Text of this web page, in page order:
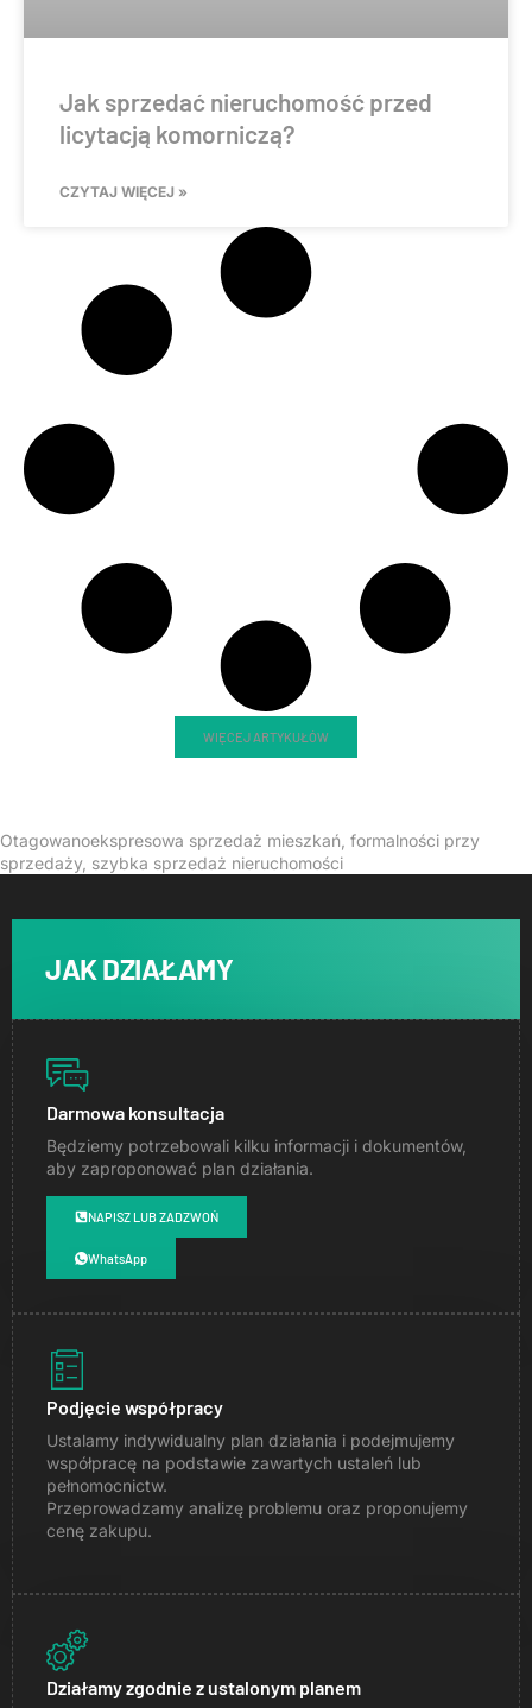
Jak sprzedać nieruchomość przed
licytacją komorniczą?
CZYTAJ WIĘCEJ »
WIĘCEJ ARTYKUŁÓW
Otagowanoekspresowa sprzedaż mieszkań formalności przy
sprzedaży, szybka sprzedaż nieruchomości
JAK DZIAŁAMY
Darmowa konsultacja
Będziemy potrzebowali kilku informacji i dokumentów,
aby zaproponować plan działania.
NAPISZ LUB ZADZWOŃ
WhatsApp
Podjęcie współpracy
Ustalamy indywidualny plan działania i podejmujemy
współpracę na podstawie zawartych ustaleń lub
pełnomocnictw.
Przeprowadzamy analizę problemu oraz proponujemy
cenę zakupu.
Działamy zgodnie z ustalonym planem